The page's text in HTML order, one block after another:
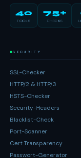
40
TOOLS
75+
CHECKS
SECURITY
SSL-Checker
HTTP/2 & HTTP/3
HSTS-Checker
Security-Headers
Blacklist-Check
Port-Scanner
Cert Transparency
Passwort-Generator